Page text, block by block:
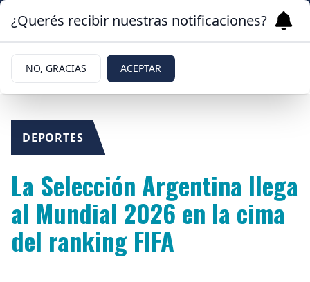
DEPORTES
La Selección Argentina llega
al Mundial 2026 en la cima
del ranking FIFA
¿Querés recibir nuestras notificaciones?
NO, GRACIAS ACEPTAR